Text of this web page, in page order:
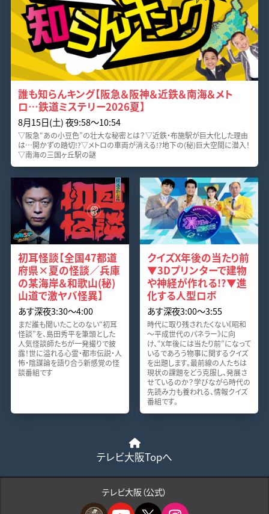
誰も知らんキング【阪急＆阪神＆近鉄＆南海＆メト
ロ…鉄道ミステリー2026夏】
8月15日(土) 夜9:58〜10:54
▽阪急“あの小豆色”の壮大な秘密とは？▽近鉄・布施駅が巨大化した理由
は…開かずの踏切!?▽メトロの車両が消える!?地下の(秘)巨大空間に潜入！
▽南海の三国ヶ丘駅の謎
初耳怪談【全国47都道
府県×夏の怪談／兵庫
の某海岸＆和歌山(秘)
山道で激ヤバ怪異】
あす深夜3:30〜4:00
まだ誰も聞いたことのない“初耳
怪談”を、島田秀平を筆頭とした
人気怪談師たちが一発撮りで披
露！世に溢れる心霊・都市伝説・人
怖・陰謀論を語り合う新感覚の怪
談番組です
クイズX年後の当たり前
▼3Dプリンターで建物
や神経が作れる!?▼進
化する人型ロボ
あす深夜3:00〜3:55
時代に取り残されたくない《昭和
～平成世代のパネラー》に向
け、“X年後には当たり前”になって
いるであろう物事に関するクイズ
を出題します。最前線の人たちは
現状の課題をどう克服し、発展さ
せているのか？学びながら時代の
先読み力も養われる、情報クイズ
番組です。
テレビ大阪Topへ
テレビ大阪（公式）